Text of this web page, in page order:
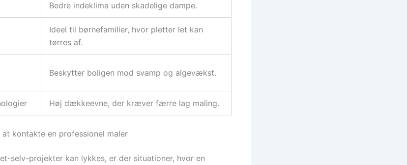
Bedre indeklima uden skadelige dampe.
Ideel til børnefamilier, hvor pletter let kan
tørres af.
Beskytter boligen mod svamp og algevækst.
Høj dækkeevne, der kræver færre lag maling.
kontakte en professionel maler
selv-projekter kan lykkes, er der situationer, hvor en